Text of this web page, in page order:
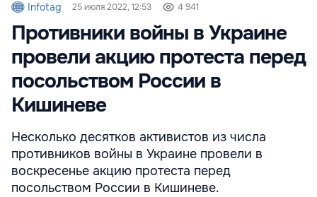
Infotag 25 июля 2022, 12:53 4 941
Противники войны в Украине
провели акцию протеста перед
посольством России в
Кишиневе
Несколько десятков активистов из числа
противников войны в Украине провели в
воскресенье акцию протеста перед
посольством России в Кишиневе.